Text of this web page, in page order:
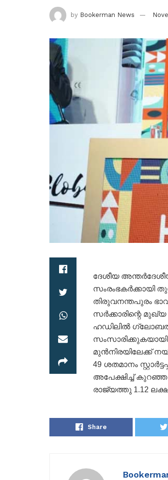
by Bookerman News
ദേശീയ
സംരംഭകർക്കായി
തിരുവനന്തപുരം
സർക്കാരിന്റെ
ഹഡിലിൽ ഗ്ലോബൽ
മുൻനിരയിലേക്ക്
49 ശതമാനം
അപേക്ഷിച്ച് കുറഞ്ഞ
രാജ്യത്തു 1.12
Share